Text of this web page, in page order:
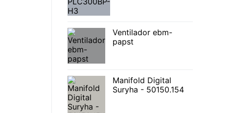
Ventilador ebm-
papst
Manifold Digital
Suryha - 50150.154